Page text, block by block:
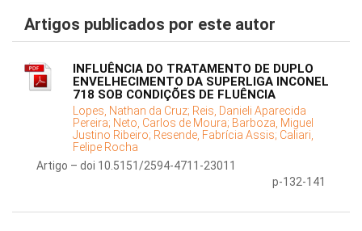
Artigos publicados por este autor
INFLUÊNCIA DO TRATAMENTO DE DUPLO
ENVELHECIMENTO DA SUPERLIGA INCONEL
718 SOB CONDIÇÕES DE FLUÊNCIA
Lopes, Nathan da Cruz; Reis, Danieli Aparecida
Pereira; Neto, Carlos de Moura; Barboza, Miguel
Justino Ribeiro; Resende, Fabrícia Assis; Caliari,
Felipe Rocha
Artigo – doi 10.5151/2594-4711-23011
p-132-141